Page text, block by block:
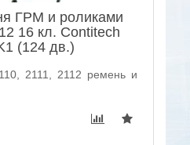
ГРМ и роликами
16 кл. Contitech
(124 дв.)
2111, 2112 ремень и